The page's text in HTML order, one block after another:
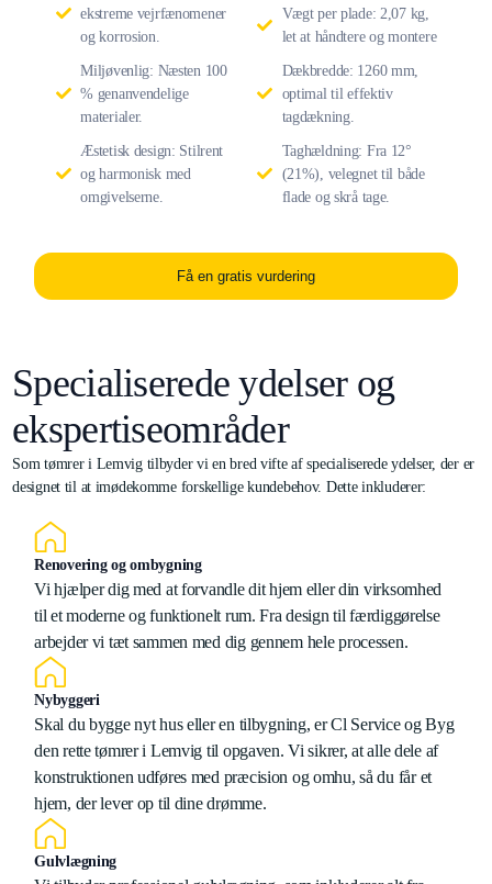
ekstreme vejrfænomener
og korrosion.
Miljøvenlig: Næsten 100
% genanvendelige
materialer.
Æstetisk design: Stilrent
og harmonisk med
omgivelserne.
Vægt per plade: 2,07 kg,
let at håndtere og montere
Dækbredde: 1260 mm,
optimal til effektiv
tagdækning.
Taghældning: Fra 12°
(21%), velegnet til både
flade og skrå tage.
Få en gratis vurdering
Specialiserede ydelser og
ekspertiseområder
Som tømrer i Lemvig tilbyder vi en bred vifte af specialiserede ydelser, der er
designet til at imødekomme forskellige kundebehov. Dette inkluderer:
Renovering og ombygning
Vi hjælper dig med at forvandle dit hjem eller din virksomhed
til et moderne og funktionelt rum. Fra design til færdiggørelse
arbejder vi tæt sammen med dig gennem hele processen.
Nybyggeri
Skal du bygge nyt hus eller en tilbygning, er Cl Service og Byg
den rette tømrer i Lemvig til opgaven. Vi sikrer, at alle dele af
konstruktionen udføres med præcision og omhu, så du får et
hjem, der lever op til dine drømme.
Gulvlægning